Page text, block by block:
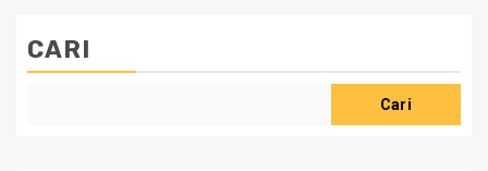
CARI
Cari